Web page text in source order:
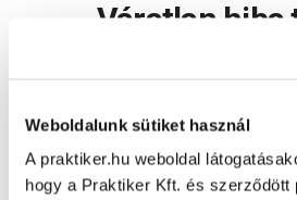
Weboldalunk sütiket használ
A praktiker.hu weboldal
hogy a Praktiker Kft. és szerződött
Váratlan
Oldal